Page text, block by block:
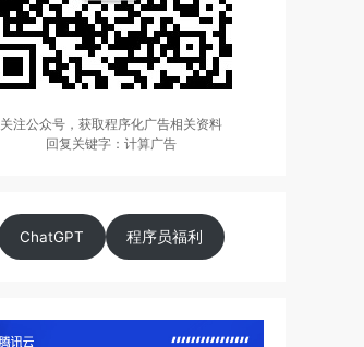
关注公众号，获取程序化广告相关资料
回复关键字：计算广告
ChatGPT 程序员福利